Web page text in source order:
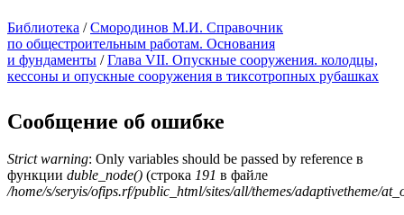
Библиотека /Смородинов М.И. Справочник
по общестроительным работам. Основания
и фундаменты /Глава VII. Опускные сооружения. колодцы,
кессоны и опускные сооружения в тиксотропных рубашках
Сообщение об ошибке
Strict warning: Only variables should be passed by reference в
функции duble_node() (строка 191 в файле
/home/s/seryis/ofips.rf/public_html/sites/all/themes/adaptivetheme/